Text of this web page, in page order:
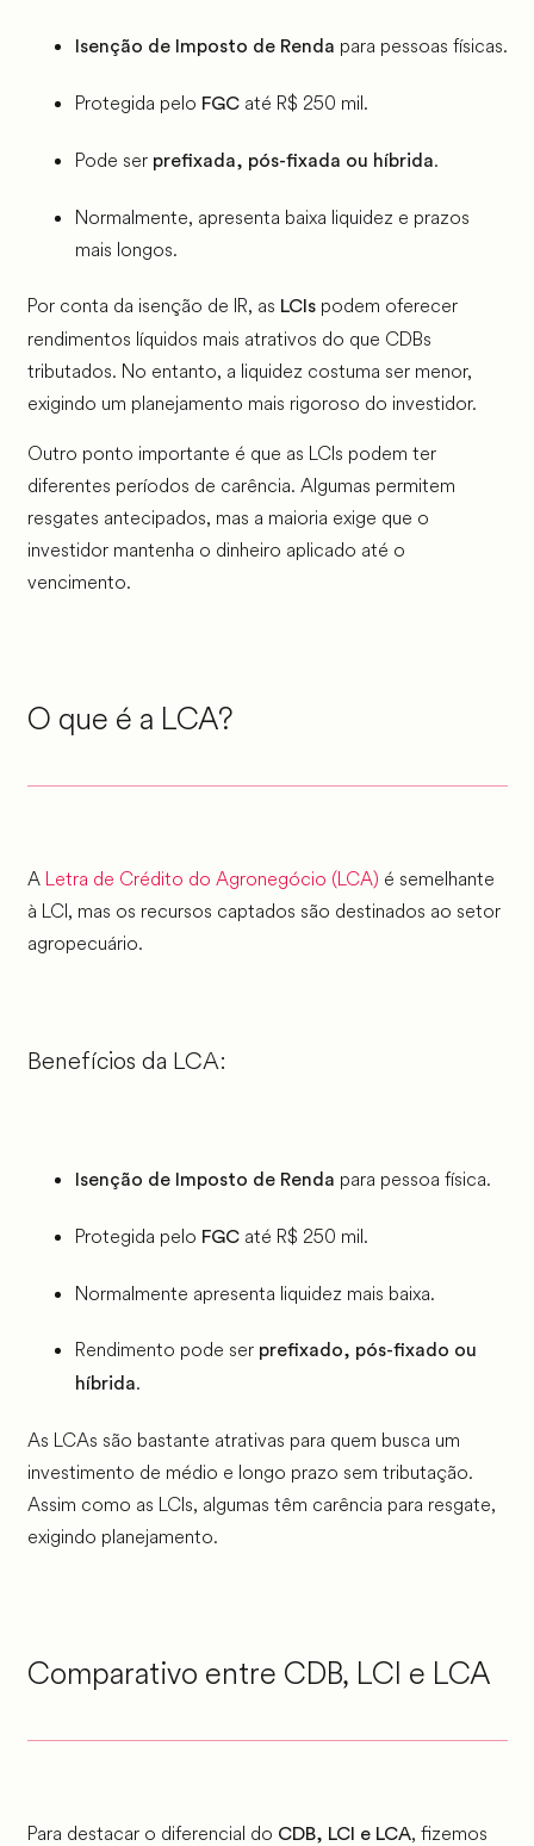
Isenção de Imposto de Renda para pessoas físicas.
Protegida pelo FGCaté R$ 250 mil.
Pode ser prefixada, pós-fixada ou híbrida.
Normalmente, apresenta baixa liquidez e prazos
mais longos.
Por conta da isenção de IR, as LCIspodem oferecer
rendimentos líquidos mais atrativos do que CDBs
tributados. No entanto, a liquidez costuma ser menor,
exigindo um planejamento mais rigoroso do investidor.
Outro ponto importante é que as LCIs podem ter
diferentes períodos de carência. Algumas permitem
resgates antecipados, mas a maioria exige que o
investidor mantenha o dinheiro aplicado até o
vencimento.
O que é a LCA?
A Letra de Crédito do Agronegócio (LCA) é semelhante
à LCI, mas os recursos captados são destinados ao setor
agropecuário.
Benefícios da LCA:
Isenção de Imposto de Renda para pessoa física.
Protegida pelo FGCaté R$ 250 mil.
Normalmente apresenta liquidez mais baixa.
Rendimento pode ser prefixado, pós-fixado ou
híbrida.
As LCAs são bastante atrativas para quem busca um
investimento de médio e longo prazo sem tributação.
Assim como as LCIs, algumas têm carência para resgate,
exigindo planejamento.
Comparativo entre CDB, LCI e LCA
Para destacar o diferencial do CDB, LCI e LCA, fizemos